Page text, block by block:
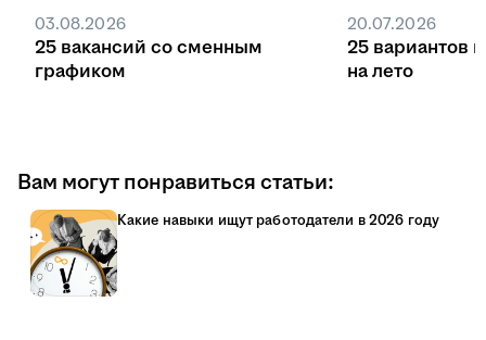
03.08.2026
25 вакансий со сменным
графиком
20.07.2026
25 вариантов
на лето
Вам могут понравиться статьи:
Какие навыки ищут работодатели в 2026 году